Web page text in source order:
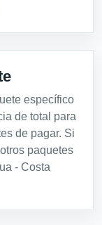
específico
de total para
de pagar. Si
paquetes
- Costa